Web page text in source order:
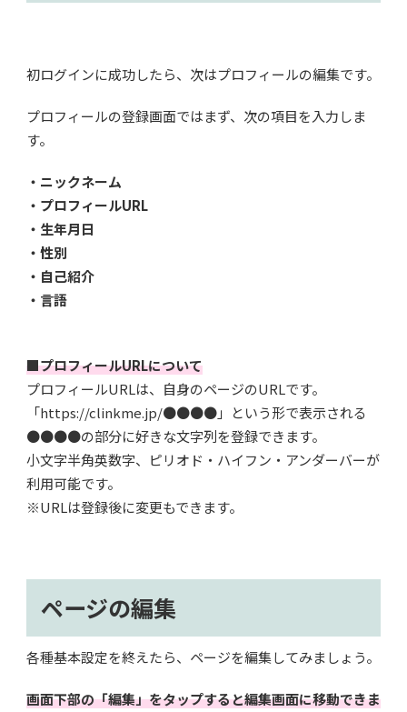
初ログインに成功したら、次はプロフィールの編集です。
プロフィールの登録画面ではまず、次の項目を入力しま
す。
・ニックネーム
・プロフィールURL
・生年月日
・性別
・自己紹介
・言語
■プロフィールURLについて
プロフィールURLは、自身のページのURLです。
「https://clinkme.jp/●●●●」という形で表示される
●●●●の部分に好きな文字列を登録できます。
小文字半角英数字、ピリオド・ハイフン・アンダーバーが
利用可能です。
※URLは登録後に変更もできます。
ページの編集
各種基本設定を終えたら、ページを編集してみましょう。
画面下部の「編集」をタップすると編集画面に移動できま